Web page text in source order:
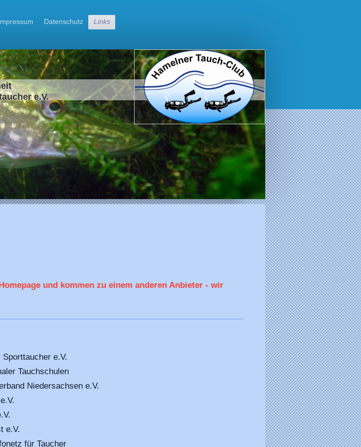
Datenschutz Links
e.V.
und kommen zu einem anderen Anbieter - wir
e.V.
Tauchschulen
Niedersachsen e.V.
e.V.
für Taucher